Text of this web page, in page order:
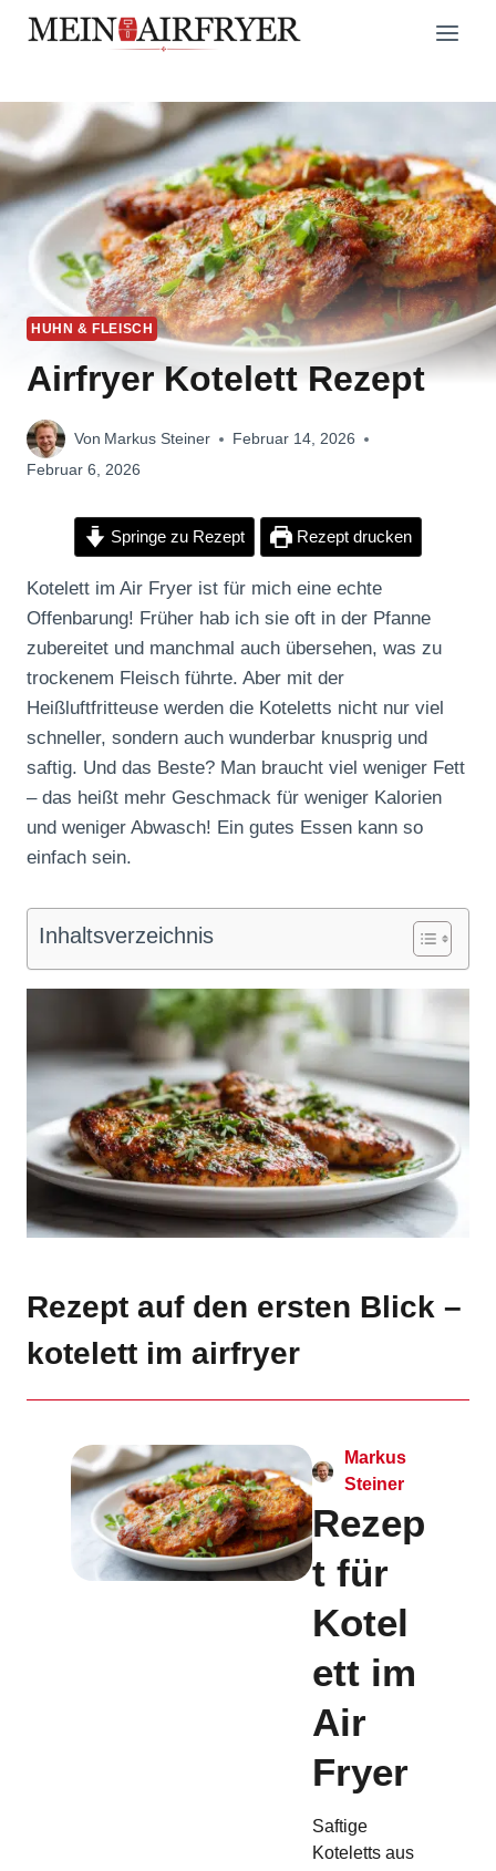
Zum
Inhalt
HUHN & FLEISCH
Airfryer Kotelett Rezept
Von Markus Steiner
Februar 14, 2026
Februar 6, 2026
Springe zu Rezept Rezept drucken
Kotelett im Air Fryer ist für mich eine echte
Offenbarung! Früher hab ich sie oft in der Pfanne
zubereitet und manchmal auch übersehen, was zu
trockenem Fleisch führte. Aber mit der
Heißluftfritteuse werden die Koteletts nicht nur viel
schneller, sondern auch wunderbar knusprig und
saftig. Und das Beste? Man braucht viel weniger Fett
– das heißt mehr Geschmack für weniger Kalorien
und weniger Abwasch! Ein gutes Essen kann so
einfach sein.
Inhaltsverzeichnis
Rezept auf den ersten Blick –
kotelett im airfryer
Markus
Steiner
Rezep
t für
Kotel
ett im
Air
Fryer
Saftige
Koteletts aus